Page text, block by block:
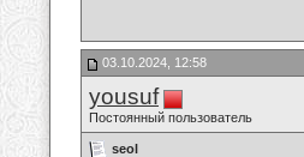
03.10.2024, 12:58
yousuf
Постоянный пользователь
seol